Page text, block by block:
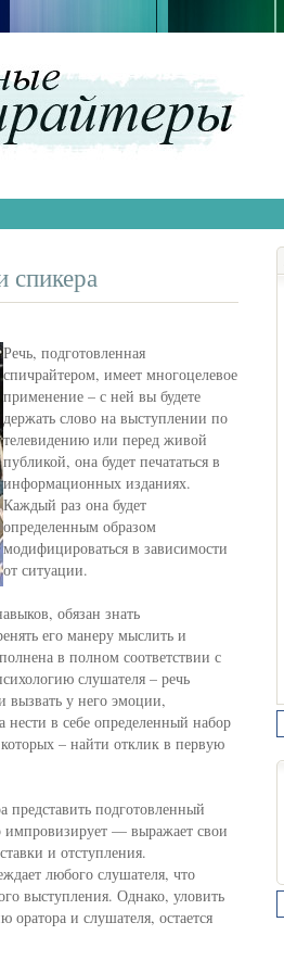
спикера
Речь, подготовленная
спичрайтером, имеет многоцелевое
применение – с ней вы будете
держать слово на выступлении по
телевидению или перед живой
публикой, она будет печататься в
информационных изданиях.
Каждый раз она будет
определенным образом
модифицироваться в зависимости
от ситуации.
обязан знать
его манеру мыслить и
в полном соответствии с
слушателя – речь
вызвать у него эмоции,
в себе определенный набор
– найти отклик в первую
представить подготовленный
импровизирует — выражает свои
и отступления.
любого слушателя, что
выступления. Однако, уловить
и слушателя, остается